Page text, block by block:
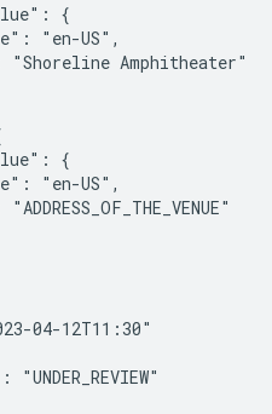
{
"en-US",
"Shoreline Amphitheater"
{
"en-US",
"ADDRESS_OF_THE_VENUE"
04-12T11:30"
"UNDER_REVIEW"